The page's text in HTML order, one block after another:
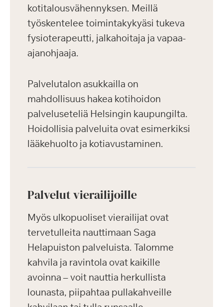
kotitalousvähennyksen. Meillä
työskentelee toimintakykyäsi tukeva
fysioterapeutti, jalkahoitaja ja vapaa-
ajanohjaaja.
Palvelutalon asukkailla on
mahdollisuus hakea kotihoidon
palveluseteliä Helsingin kaupungilta.
Hoidollisia palveluita ovat esimerkiksi
lääkehuolto ja kotiavustaminen.
Palvelut vierailijoille
Myös ulkopuoliset vierailijat ovat
tervetulleita nauttimaan Saga
Helapuiston palveluista. Talomme
kahvila ja ravintola ovat kaikille
avoinna – voit nauttia herkullista
lounasta, piipahtaa pullakahveille